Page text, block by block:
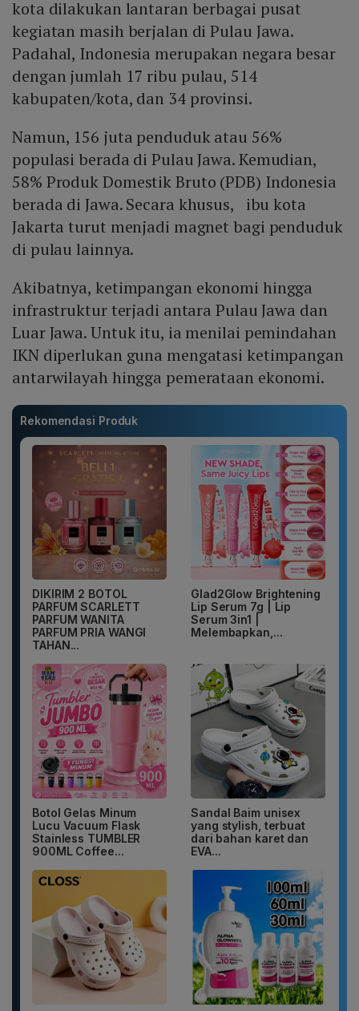
kota dilakukan lantaran berbagai pusat
kegiatan masih berjalan di Pulau Jawa.
Padahal, Indonesia merupakan negara besar
dengan jumlah 17 ribu pulau, 514
kabupaten/kota, dan 34 provinsi.
Namun, 156 juta penduduk atau 56%
populasi berada di Pulau Jawa. Kemudian,
58% Produk Domestik Bruto (PDB) Indonesia
berada di Jawa. Secara khusus, ibu kota
Jakarta turut menjadi magnet bagi penduduk
di pulau lainnya.
Akibatnya, ketimpangan ekonomi hingga
infrastruktur terjadi antara Pulau Jawa dan
Luar Jawa. Untuk itu, ia menilai pemindahan
IKN diperlukan guna mengatasi ketimpangan
antarwilayah hingga pemerataan ekonomi.
Rekomendasi Produk
DIKIRIM 2 BOTOL
PARFUM SCARLETT
PARFUM WANITA
PARFUM PRIA WANGI
TAHAN...
Glad2Glow Brightening
Lip Serum 7g | Lip
Serum 3in1 |
Melembapkan,...
Botol Gelas Minum
Lucu Vacuum Flask
Stainless TUMBLER
900ML Coffee...
Sandal Baim unisex
yang stylish, terbuat
dari bahan karet dan
EVA...